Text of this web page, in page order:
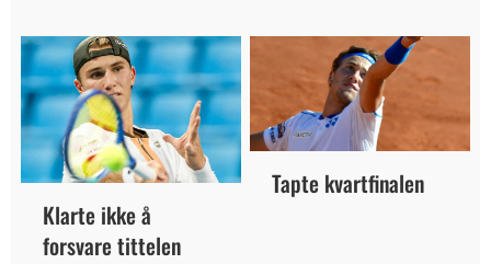
Klarte ikke å
forsvare tittelen
Tapte kvartfinalen